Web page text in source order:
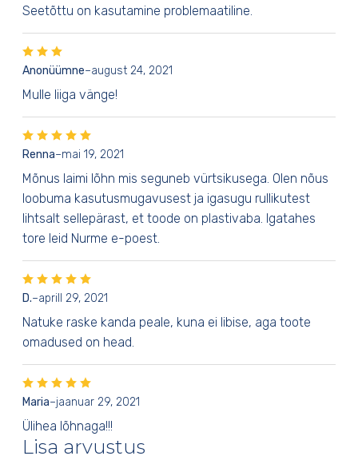
Seetõttu on kasutamine problemaatiline.
Anonüümne–august 24, 2021
Mulle liiga vänge!
Renna–mai 19, 2021
Mõnus laimi lõhn mis seguneb vürtsikusega. Olen nõus
loobuma kasutusmugavusest ja igasugu rullikutest
lihtsalt sellepärast, et toode on plastivaba. Igatahes
tore leid Nurme e-poest.
D.–aprill 29, 2021
Natuke raske kanda peale, kuna ei libise, aga toote
omadused on head.
Maria–jaanuar 29, 2021
Ülihea lõhnaga!!!
Lisa arvustus